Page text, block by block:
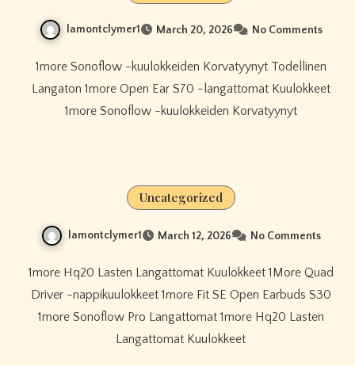
lamontclymer1 March 20, 2026 No Comments
1more Sonoflow -kuulokkeiden Korvatyynyt Todellinen
Langaton 1more Open Ear S70 -langattomat Kuulokkeet
1more Sonoflow -kuulokkeiden Korvatyynyt
Uncategorized
lamontclymer1 March 12, 2026 No Comments
1more Hq20 Lasten Langattomat Kuulokkeet 1More Quad
Driver -nappikuulokkeet 1more Fit SE Open Earbuds S30
1more Sonoflow Pro Langattomat 1more Hq20 Lasten
Langattomat Kuulokkeet